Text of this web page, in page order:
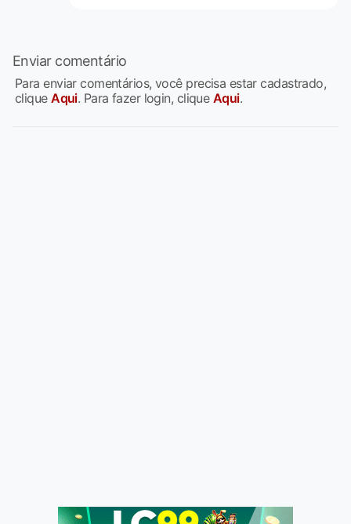
Enviar comentário
Para enviar comentários, você precisa estar cadastrado,
cliqueAqui. Para fazer login, clique Aqui.